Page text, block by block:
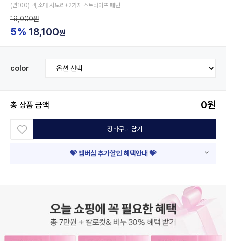
(면100) 넥,소매 시보리+2가지 스트라이프 패턴
19,000원
5% 18,100원
color
총 상품 금액 0원
장바구니 담기
💝 멤버십 추가할인 혜택안내 💝